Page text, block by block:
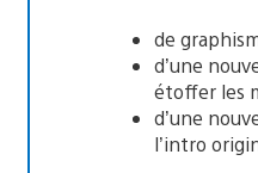
de
d’une
étoffer les
d’une
l’intro